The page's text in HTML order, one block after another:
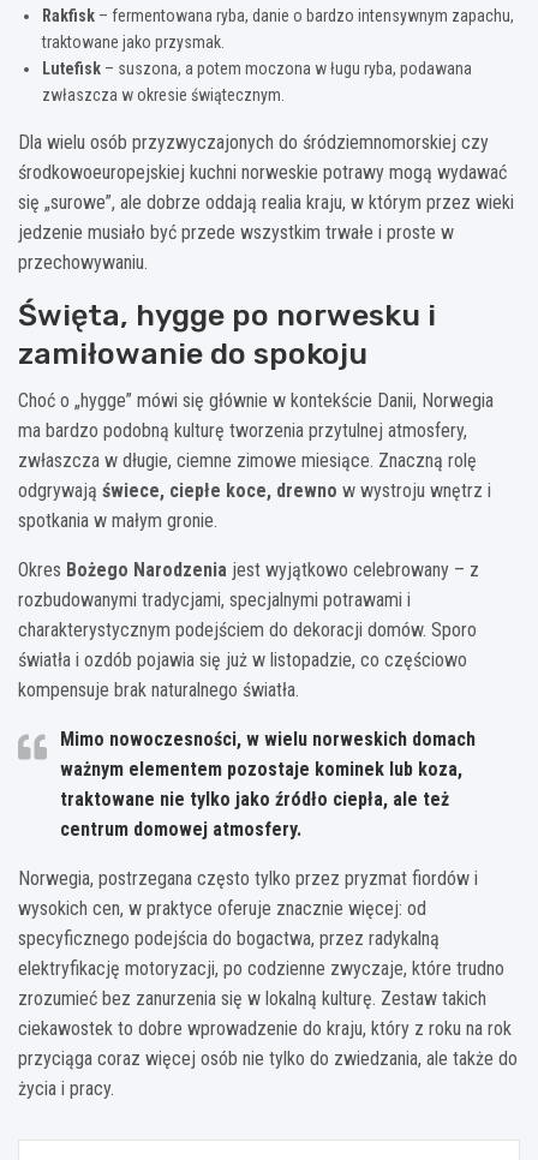
Rakfisk – fermentowana ryba, danie o bardzo intensywnym zapachu,
traktowane jako przysmak.
Lutefisk – suszona, a potem moczona w ługu ryba, podawana
zwłaszcza w okresie świątecznym.
Dla wielu osób przyzwyczajonych do śródziemnomorskiej czy
środkowoeuropejskiej kuchni norweskie potrawy mogą wydawać
się „surowe”, ale dobrze oddają realia kraju, w którym przez wieki
jedzenie musiało być przede wszystkim trwałe i proste w
przechowywaniu.
Święta, hygge po norwesku i
zamiłowanie do spokoju
Choć o „hygge” mówi się głównie w kontekście Danii, Norwegia
ma bardzo podobną kulturę tworzenia przytulnej atmosfery,
zwłaszcza w długie, ciemne zimowe miesiące. Znaczną rolę
odgrywają świece, ciepłe koce, drewno w wystroju wnętrz i
spotkania w małym gronie.
Okres Bożego Narodzenia jest wyjątkowo celebrowany – z
rozbudowanymi tradycjami, specjalnymi potrawami i
charakterystycznym podejściem do dekoracji domów. Sporo
światła i ozdób pojawia się już w listopadzie, co częściowo
kompensuje brak naturalnego światła.
Mimo nowoczesności, w wielu norweskich domach
ważnym elementem pozostaje kominek lub koza,
traktowane nie tylko jako źródło ciepła, ale też
centrum domowej atmosfery.
Norwegia, postrzegana często tylko przez pryzmat fiordów i
wysokich cen, w praktyce oferuje znacznie więcej: od
specyficznego podejścia do bogactwa, przez radykalną
elektryfikację motoryzacji, po codzienne zwyczaje, które trudno
zrozumieć bez zanurzenia się w lokalną kulturę. Zestaw takich
ciekawostek to dobre wprowadzenie do kraju, który z roku na rok
przyciąga coraz więcej osób nie tylko do zwiedzania, ale także do
życia i pracy.